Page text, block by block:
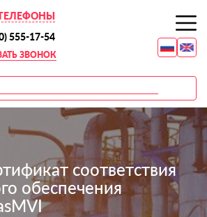
555-17-54
ЗВОНОК
соответствия
обеспечения